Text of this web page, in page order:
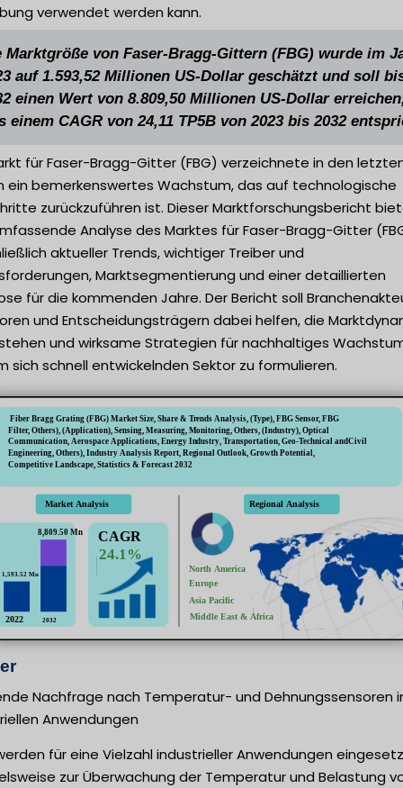
verwendet werden kann.
Marktgröße von Faser-Bragg-Gittern (FBG) wurde im
auf 1.593,52 Millionen US-Dollar geschätzt und soll
einen Wert von 8.809,50 Millionen US-Dollar
einem CAGR von 24,11 TP5B von 2023 bis 2032
für Faser-Bragg-Gitter (FBG) verzeichnete in den
ein bemerkenswertes Wachstum, das auf technologische
zurückzuführen ist. Dieser Marktforschungsbericht
Analyse des Marktes für Faser-Bragg-Gitter
aktueller Trends, wichtiger Treiber und
Marktsegmentierung und einer detaillierten
für die kommenden Jahre. Der Bericht soll
und Entscheidungsträgern dabei helfen, die
und wirksame Strategien für nachhaltiges
sich schnell entwickelnden Sektor zu formulieren.
Nachfrage nach Temperatur- und Dehnungssensoren
Anwendungen
für eine Vielzahl industrieller Anwendungen
zur Überwachung der Temperatur und Belastung